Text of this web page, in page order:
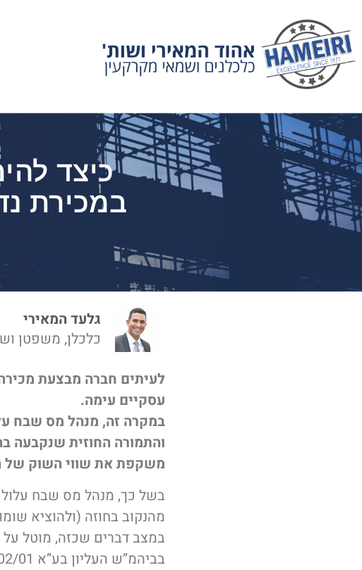
כיצד
במכירת
גלעד המאירי
כלכלן, משפטן
לעיתים חברה מבצעת
עסקיים עימה.
במקרה זה, מנהל מס שבח
והתמורה החוזית שנקבעה
משקפת את שווי השוק של
בשל כך, מנהל מס שבח עלול
מהנקוב בחוזה (ולהוציא
במצב דברים שכזה, מוטל על
בביהמ”ש העליון בע”א 2602/01 יהושע קפלן ואח’ נגד מנהל מס שבח מקרקעין.